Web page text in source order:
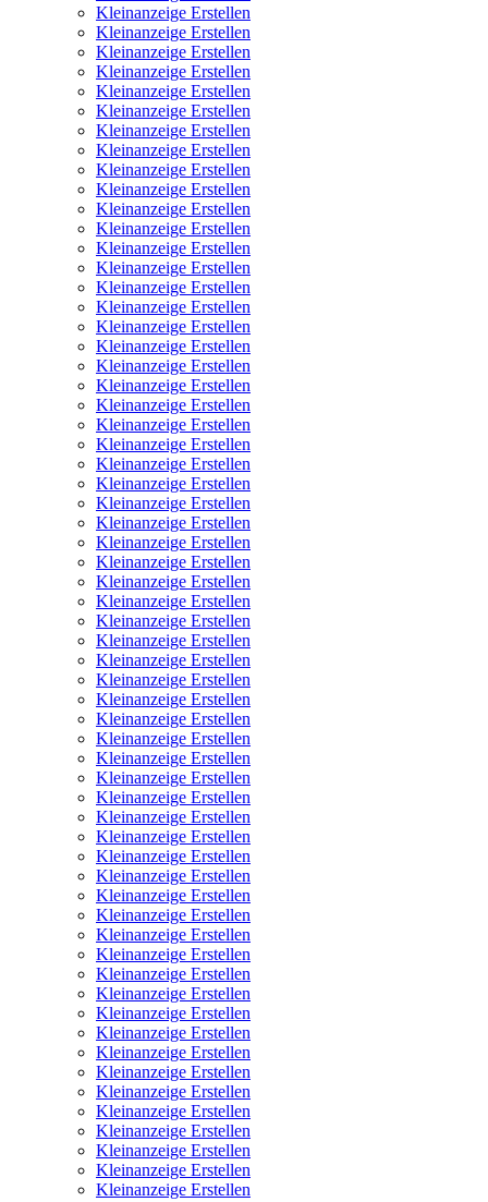
Kleinanzeige Erstellen
Kleinanzeige Erstellen
Kleinanzeige Erstellen
Kleinanzeige Erstellen
Kleinanzeige Erstellen
Kleinanzeige Erstellen
Kleinanzeige Erstellen
Kleinanzeige Erstellen
Kleinanzeige Erstellen
Kleinanzeige Erstellen
Kleinanzeige Erstellen
Kleinanzeige Erstellen
Kleinanzeige Erstellen
Kleinanzeige Erstellen
Kleinanzeige Erstellen
Kleinanzeige Erstellen
Kleinanzeige Erstellen
Kleinanzeige Erstellen
Kleinanzeige Erstellen
Kleinanzeige Erstellen
Kleinanzeige Erstellen
Kleinanzeige Erstellen
Kleinanzeige Erstellen
Kleinanzeige Erstellen
Kleinanzeige Erstellen
Kleinanzeige Erstellen
Kleinanzeige Erstellen
Kleinanzeige Erstellen
Kleinanzeige Erstellen
Kleinanzeige Erstellen
Kleinanzeige Erstellen
Kleinanzeige Erstellen
Kleinanzeige Erstellen
Kleinanzeige Erstellen
Kleinanzeige Erstellen
Kleinanzeige Erstellen
Kleinanzeige Erstellen
Kleinanzeige Erstellen
Kleinanzeige Erstellen
Kleinanzeige Erstellen
Kleinanzeige Erstellen
Kleinanzeige Erstellen
Kleinanzeige Erstellen
Kleinanzeige Erstellen
Kleinanzeige Erstellen
Kleinanzeige Erstellen
Kleinanzeige Erstellen
Kleinanzeige Erstellen
Kleinanzeige Erstellen
Kleinanzeige Erstellen
Kleinanzeige Erstellen
Kleinanzeige Erstellen
Kleinanzeige Erstellen
Kleinanzeige Erstellen
Kleinanzeige Erstellen
Kleinanzeige Erstellen
Kleinanzeige Erstellen
Kleinanzeige Erstellen
Kleinanzeige Erstellen
Kleinanzeige Erstellen
Kleinanzeige Erstellen